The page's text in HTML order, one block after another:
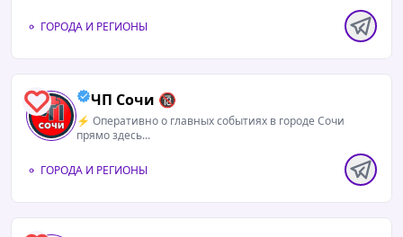
ГОРОДА И РЕГИОНЫ
5 ЧП Сочи 🔞
⚡️ Оперативно о главных событиях в городе Сочи
прямо здесь...
ГОРОДА И РЕГИОНЫ